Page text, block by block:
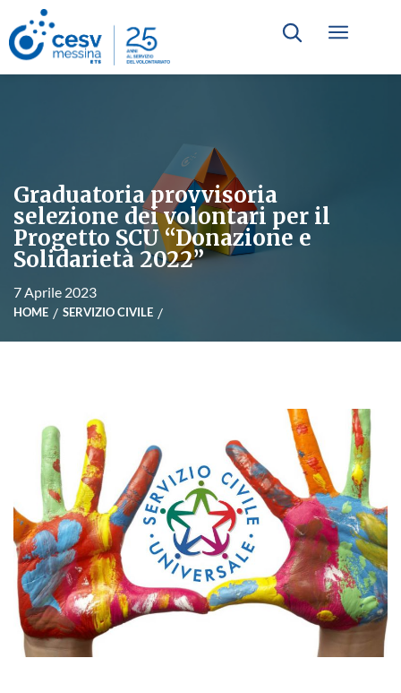
Graduatoria provvisoria
selezione dei volontari per il
Progetto SCU “Donazione e
Solidarietà 2022”
7 Aprile 2023
HOME SERVIZIO CIVILE